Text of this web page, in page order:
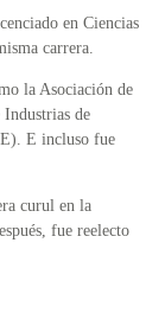
en Ciencias
carrera.
la Asociación de
de
E incluso fue
curul en la
fue reelecto